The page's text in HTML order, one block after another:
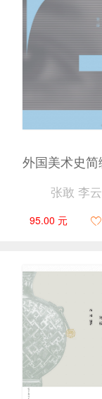
张敢 李云
95.00 元